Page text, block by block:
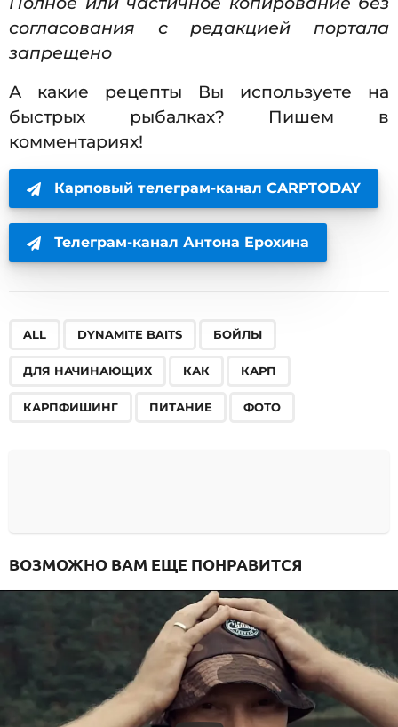
согласования с редакцией портала
запрещено
А какие рецепты Вы используете на
быстрых рыбалках? Пишем в
комментариях!
Карповый телеграм-канал CARPTODAY
Телеграм-канал Антона Ерохина
ALL DYNAMITE BAITS БОЙЛЫ
ДЛЯ НАЧИНАЮЩИХ КАК КАРП
КАРПФИШИНГ ПИТАНИЕ ФОТО
ВОЗМОЖНО ВАМ ЕЩЕ ПОНРАВИТСЯ